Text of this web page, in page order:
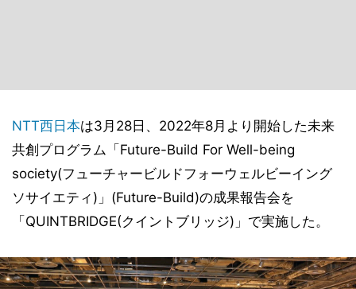
NTT西日本は3月28日、2022年8月より開始した未来
共創プログラム「Future-Build For Well-being
society(フューチャービルドフォーウェルビーイング
ソサイエティ)」(Future-Build)の成果報告会を
「QUINTBRIDGE(クイントブリッジ)」で実施した。